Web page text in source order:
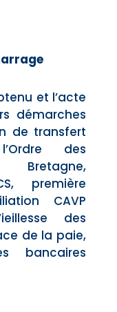
et l’acte
démarches
de transfert
des
première
CAVP
des
de la paie,
bancaires